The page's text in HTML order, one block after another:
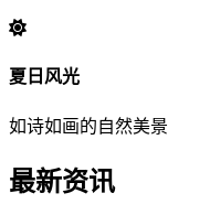
夏日风光
如诗如画的自然美景
最新资讯